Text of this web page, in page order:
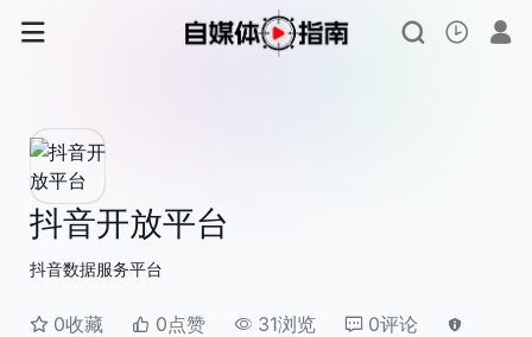
抖音开放平台
抖音数据服务平台
0收藏 0点赞 31浏览 0评论